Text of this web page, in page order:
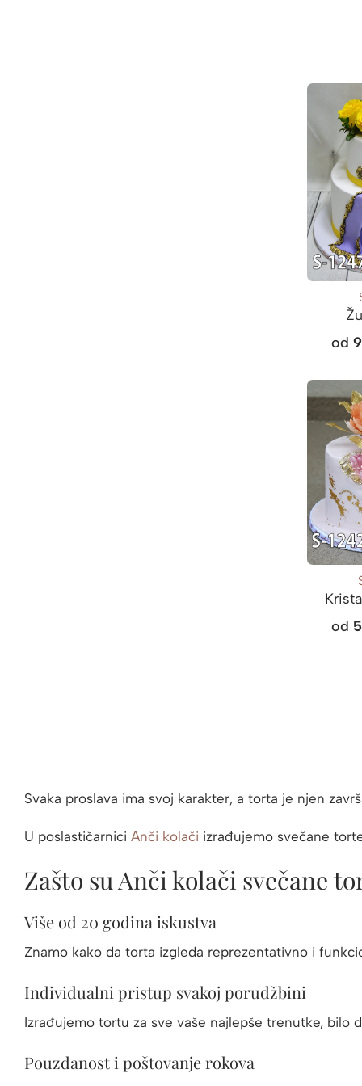
od
od
Svaka proslava ima svoj karakter, a torta je njen
U poslastičarnici Anči kolači izrađujemo svečane
Zašto su Anči kolači svečane
Više od 20 godina iskustva
Znamo kako da torta izgleda reprezentativno i
Individualni pristup svakoj porudžbini
Izrađujemo tortu za sve vaše najlepše trenutke, bilo
Pouzdanost i poštovanje rokova